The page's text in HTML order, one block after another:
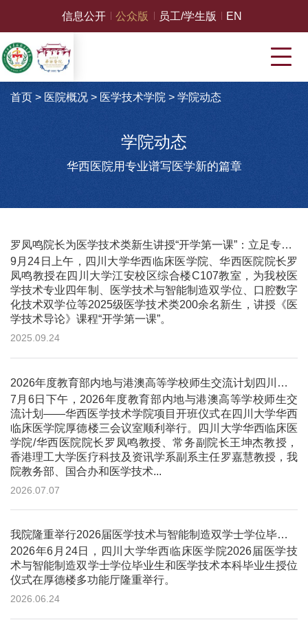
信息公开 公众版 员工/学生版 EN
首页 > 医院概况> 医学技术学院> 学院动态
学院动态
华西医院用专业谱写医学新的篇章
罗凤鸣院长为医学技术类新生讲授“开学第一课”：立足专业，心怀仁爱，做新时代医学技术卓越人才
9月24日上午，四川大学华西临床医学院、华西医院院长罗
凤鸣教授在四川大学江安校区综合楼C107教室，为我校医
学技术专业四年制、医学技术与智能制造双学位、口腔数字
化技术双学位等2025级医学技术类200余名新生，讲授《医
学技术导论》课程“开学第一课”。
2025.09.24
2026年度教育部内地与港澳高等学校师生交流计划四川大学华西临床医学院医学技术学院项目开班仪式顺利举行
7月6日下午，2026年度教育部内地与港澳高等学校师生交
流计划——华西医学技术学院项目开班仪式在四川大学华西
临床医学院厚德楼三会议室顺利举行。四川大学华西临床医
学院/华西医院院长罗凤鸣教授、常务副院长王坤杰教授，
香港理工大学医疗科技及资讯学系副系主任罗嘉慧教授，我
院教务部、国合办和医学技术...
2026.07.07
我院隆重举行2026届医学技术与智能制造双学士学位毕业生和医学技术本科毕业生授位仪式
2026年6月24日，四川大学华西临床医学院2026届医学技
术与智能制造双学士学位毕业生和医学技术本科毕业生授位
仪式在厚德楼多功能厅隆重举行。
2026.06.24